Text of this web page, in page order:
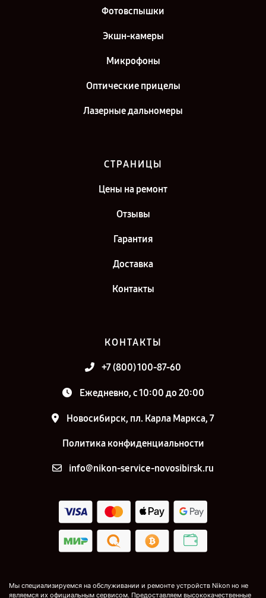
Фотовспышки
Экшн-камеры
Микрофоны
Оптические прицелы
Лазерные дальномеры
СТРАНИЦЫ
Цены на ремонт
Отзывы
Гарантия
Доставка
Контакты
КОНТАКТЫ
+7 (800) 100-87-60
Ежедневно, с 10:00 до 20:00
Новосибирск, пл. Карла Маркса, 7
Политика конфиденциальности
info@nikon-service-novosibirsk.ru
Мы специализируемся на обслуживании и ремонте устройств Nikon но не
являемся их официальным сервисом. Предоставляем высококачественные